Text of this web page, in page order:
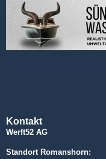
Kontakt
Werft52 AG
Standort Romanshorn: